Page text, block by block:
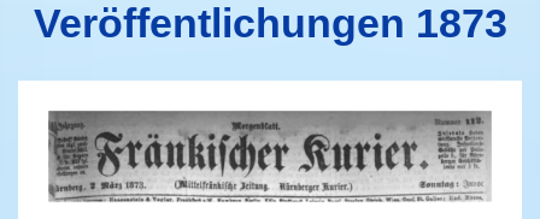
Veröffentlichungen 1873